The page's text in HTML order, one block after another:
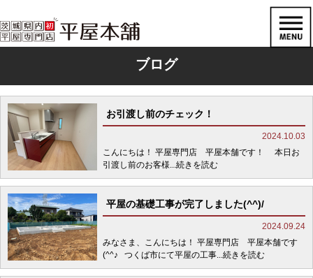
ブログ
お引渡し前のチェック！
2024.10.03
こんにちは！ 平屋専門店 平屋本舗です！ 本日お
引渡し前のお客様...続きを読む
平屋の基礎工事が完了しました(^^)/
2024.09.24
みなさま、こんにちは！ 平屋専門店 平屋本舗です
(^^♪ つくば市にて平屋の工事...続きを読む